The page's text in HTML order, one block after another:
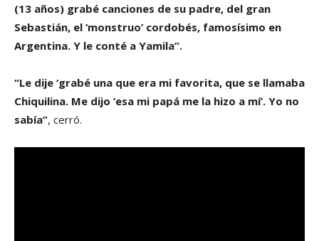
(13 años) grabé canciones de su padre, del gran
Sebastián, el ‘monstruo’ cordobés, famosísimo en
Argentina. Y le conté a Yamila”.
“Le dije ‘grabé una que era mi favorita, que se llamaba
Chiquilina. Me dijo ‘esa mi papá me la hizo a mí’. Yo no
sabía”, cerró.